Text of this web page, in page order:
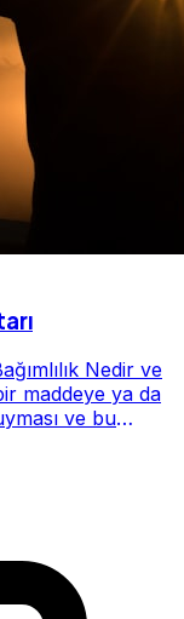
Nedir ve
maddeye ya da
ve bu